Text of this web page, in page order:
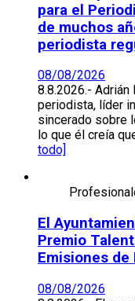
para el
de muchos
periodista
08/08/2026
8.8.2026.-
periodista, líder
sincerado sobre
lo que él creía
todo]
El
Premio
Emisiones de
08/08/2026